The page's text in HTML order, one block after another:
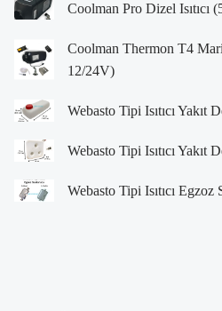
Coolman Pro Dizel Isıtıcı
Coolman Thermon T4
12/24V)
Webasto Tipi Isıtıcı Yakıt
Webasto Tipi Isıtıcı Yakıt
Webasto Tipi Isıtıcı Egzoz